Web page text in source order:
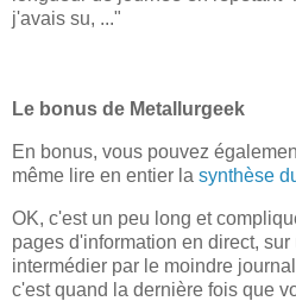
j'avais su, ..."
Le bonus de Metallurgeek
En bonus, vous pouvez
même lire en entier la synthèse
OK, c'est un peu long et
pages d'information en direct,
intermédier par le moindre
c'est quand la dernière fois que